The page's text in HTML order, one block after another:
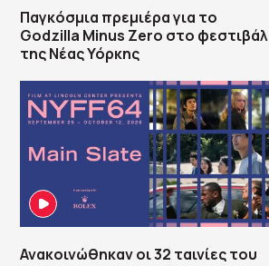
Παγκόσμια πρεμιέρα για το
Godzilla Minus Zero στο φεστιβάλ
της Νέας Υόρκης
Ανακοινώθηκαν οι 32 ταινίες του